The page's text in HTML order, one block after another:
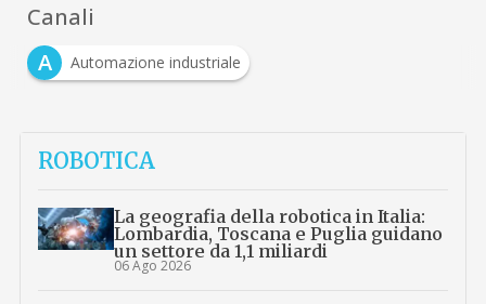
Canali
A
Automazione industriale
ROBOTICA
La geografia della robotica in Italia:
Lombardia, Toscana e Puglia guidano
un settore da 1,1 miliardi
06 Ago 2026